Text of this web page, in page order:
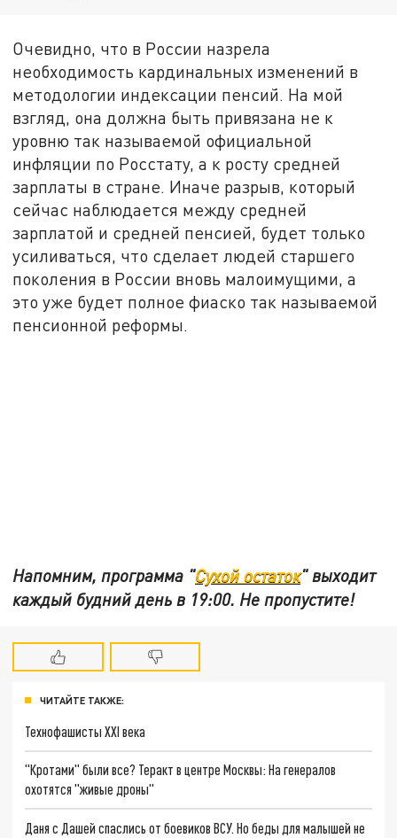
Очевидно, что в России назрела
необходимость кардинальных изменений в
методологии индексации пенсий. На мой
взгляд, она должна быть привязана не к
уровню так называемой официальной
инфляции по Росстату, а к росту средней
зарплаты в стране. Иначе разрыв, который
сейчас наблюдается между средней
зарплатой и средней пенсией, будет только
усиливаться, что сделает людей старшего
поколения в России вновь малоимущими, а
это уже будет полное фиаско так называемой
пенсионной реформы.
Напомним, программа "Сухой остаток" выходит
каждый будний день в 19:00. Не пропустите!
ЧИТАЙТЕ ТАКЖЕ:
Технофашисты XXI века
"Кротами" были все? Теракт в центре Москвы: На генералов
охотятся "живые дроны"
Даня с Дашей спаслись от боевиков ВСУ. Но беды для малышей не